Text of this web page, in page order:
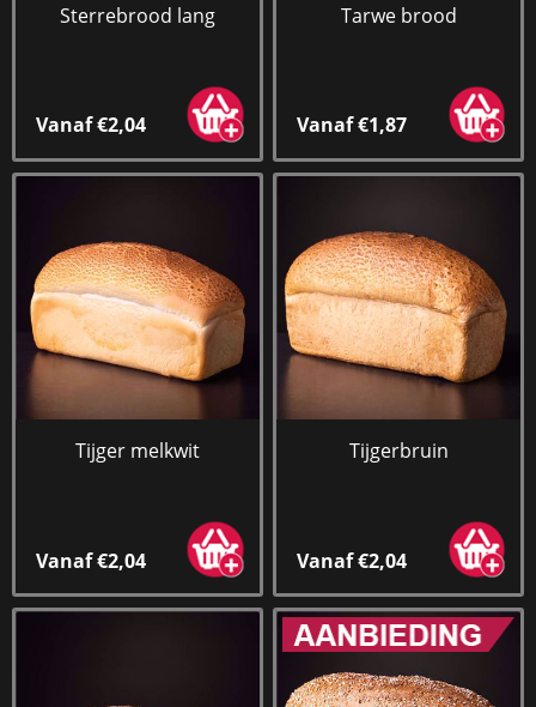
Sterrebrood lang
Vanaf €2,04
Tarwe brood
Vanaf €1,87
Tijger melkwit
Vanaf €2,04
Tijgerbruin
Vanaf €2,04